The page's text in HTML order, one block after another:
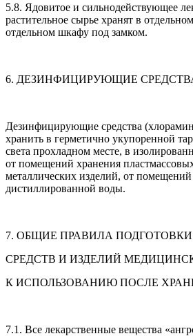
5.8. Ядовитое и сильнодействующее
растительное сырье хранят в
отдельном шкафу под замком.
6. ДЕЗИНФИЦИРУЮЩИЕ
Дезинфицирующие средства
хранить в герметично укупоренной
света прохладном месте, в
от помещений хранения
металлических изделий, от
дистиллированной воды.
7. ОБЩИЕ ПРАВИЛА
СРЕДСТВ И ИЗДЕЛИЙ
К ИСПОЛЬЗОВАНИЮ ПОСЛЕ
7.1. Все лекарственные вещества